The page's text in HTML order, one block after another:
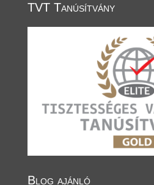
TVT Tanúsítvány
Blog ajánló